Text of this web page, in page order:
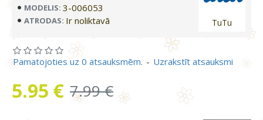
MODELIS: 3-006053
ATRODAS: Ir noliktavā TuTu
Pamatojoties uz 0 atsauksmēm. - Uzrakstīt atsauksmi
5.95 € 7.99 €